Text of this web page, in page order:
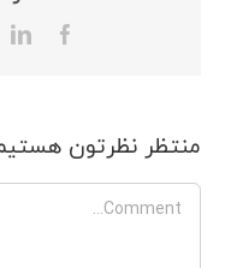
منتظر نظرتون
Comment